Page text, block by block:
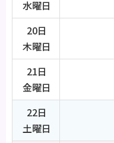
水曜日
20日
木曜日
21日
金曜日
22日
土曜日